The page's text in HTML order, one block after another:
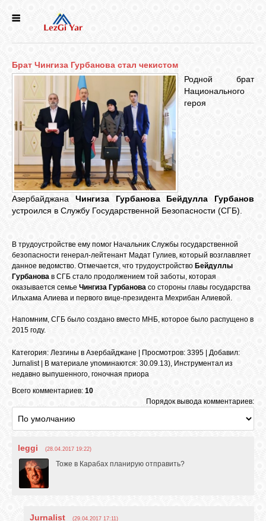
СЕЛА
КУЛЬТУРА
ГОЛОС
ЛЕЗГИН
БИБЛИОТЕКА
О САЙТЕ
ФОТО
ВИДЕО
Брат Чингиза Гурбанова стал чекистом
Родной брат
Национального
героя
Азербайджана Чингиза Гурбанова
Бейдулла Гурбанов
устроился в Службу Государственной Безопасности (СГБ).
В трудоустройстве ему помог Начальник Службы государственной
безопасности генерал-лейтенант Мадат Гулиев, который возглавляет
данное ведомство. Отмечается, что трудоустройство Бейдуллы
Гурбанова в СГБ стало продолжением той заботы, которая
оказывается семье Чингиза Гурбанова со стороны главы государства
Ильхама Алиева и первого вице-президента Мехрибан Алиевой.
Напомним, СГБ было создано вместо МНБ, которое было распущено в
2015 году.
Категория: Лезгины в Азербайджане | Просмотров: 3395 | Добавил:
Jurnalist| В материале упоминаются: 30.09.13) Инструментал из
недавно выпушенного гоночная приора
Всего комментариев: 10
Порядок вывода комментариев:
leggi (28.04.2017 19:22)
Тоже в Карабах планирую отправить?
Jurnalist (29.04.2017 17:11)